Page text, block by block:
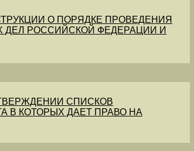
О ПОРЯДКЕ ПРОВЕДЕНИЯ
ДЕЛ РОССИЙСКОЙ ФЕДЕРАЦИИ И
СПИСКОВ
В КОТОРЫХ ДАЕТ ПРАВО НА